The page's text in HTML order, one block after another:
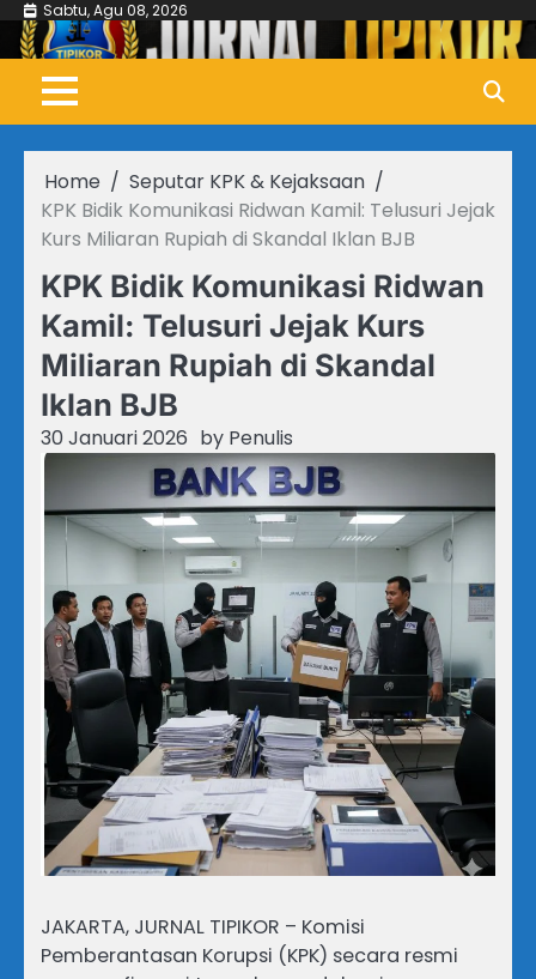
Skip
content
Sabtu, Agu 08, 2026
Home
Seputar KPK & Kejaksaan
KPK Bidik Komunikasi Ridwan Kamil: Telusuri Jejak
Kurs Miliaran Rupiah di Skandal Iklan BJB
KPK Bidik Komunikasi Ridwan
Kamil: Telusuri Jejak Kurs
Miliaran Rupiah di Skandal
Iklan BJB
30 Januari 2026 by Penulis
JAKARTA, JURNAL TIPIKOR – Komisi
Pemberantasan Korupsi (KPK) secara resmi